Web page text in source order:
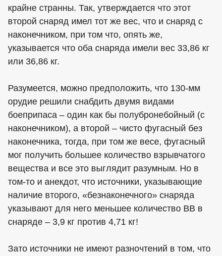
крайне странны. Так, утверждается что этот
второй снаряд имел тот же вес, что и снаряд с
наконечником, при том что, опять же,
указывается что оба снаряда имели вес 33,86 кг
или 36,86 кг.
Разумеется, можно предположить, что 130-мм
орудие решили снабдить двумя видами
боеприпаса – один как бы полубронебойный (с
наконечником), а второй – чисто фугасный без
наконечника, тогда, при том же весе, фугасный
мог получить большее количество взрывчатого
вещества и все это выглядит разумным. Но в
том-то и анекдот, что источники, указывающие
наличие второго, «безнаконечного» снаряда
указывают для него меньшее количество ВВ в
снаряде – 3,9 кг против 4,71 кг!
Зато источники не имеют разночтений в том, что